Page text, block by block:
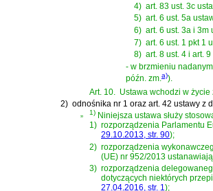
4) art. 83 ust. 3c
5) art. 6 ust. 5a
6) art. 6 ust. 3a i 3m
7) art. 6 ust. 1 pkt 1
8) art. 8 ust. 4 i art.
- w brzmieniu
późn. zm. a))
Art. 10.
Ustawa wchodzi w życie
2) odnośnika nr 1 oraz art. 42 ustawy z
„
1) Niniejsza ustawa służy
1) rozporządzenia Parlamentu
29.10.2013, str. 90);
2) rozporządzenia
(UE) nr 952/2013
3) rozporządzenia
dotyczących niektórych
27.04.2016, str. 1);